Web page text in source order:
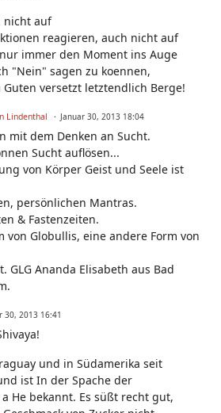
nicht auf
reagieren, auch nicht auf
immer den Moment ins Auge
"Nein" sagen zu koennen,
versetzt letztendlich Berge!
Lindenthal Januar 30, 2013 18:04
mit dem Denken an Sucht.
Sucht auflösen...
von Körper Geist und Seele ist
persönlichen Mantras.
& Fastenzeiten.
von Globullis, eine andere Form von
GLG Ananda Elisabeth aus Bad
30, 2013 16:41
und in Südamerika seit
ist In der Spache der
He bekannt. Es süßt recht gut,